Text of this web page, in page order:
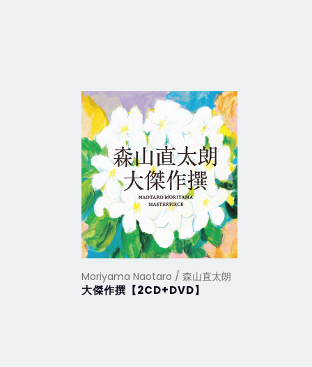
Moriyama Naotaro / 森山直太朗
大傑作撰【2CD+DVD】